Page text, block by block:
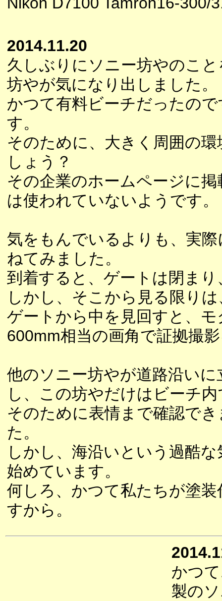
2014.11.20
久しぶりにソニー坊やのこ
坊やが気になり出しました。
かつて有料ビーチだったの
す。
そのために、大きく周囲の
しょう？
その企業のホームページに
は使われていないようです。
気をもんでいるよりも、実
ねてみました。
到着すると、ゲートは閉ま
しかし、そこから見る限り
ゲートから中を見回すと、
600mm相当の画角で証拠撮
他のソニー坊やが道路沿い
し、この坊やだけはビーチ
そのために表情まで確認で
た。
しかし、海沿いという過酷
始めています。
何しろ、かつて私たちが塗
すから。
かつ
製の